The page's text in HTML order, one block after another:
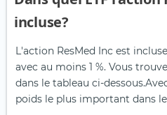
incluse?
L'action ResMed Inc est
avec au moins 1 %. Vous
dans le tableau ci-dessous.
poids le plus important dans